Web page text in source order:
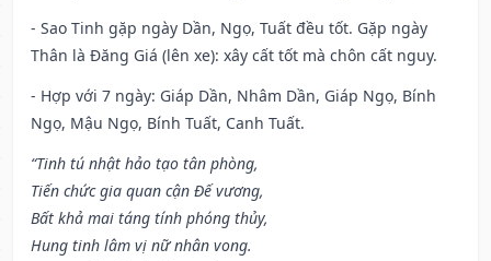
- Sao Tinh gặp ngày Dần, Ngọ, Tuất đều tốt. Gặp ngày
Thân là Đăng Giá (lên xe): xây cất tốt mà chôn cất nguy.
- Hợp với 7 ngày: Giáp Dần, Nhâm Dần, Giáp Ngọ, Bính
Ngọ, Mậu Ngọ, Bính Tuất, Canh Tuất.
“Tinh tú nhật hảo tạo tân phòng,
Tiến chức gia quan cận Đế vương,
Bất khả mai táng tính phóng thủy,
Hung tinh lâm vị nữ nhân vong.